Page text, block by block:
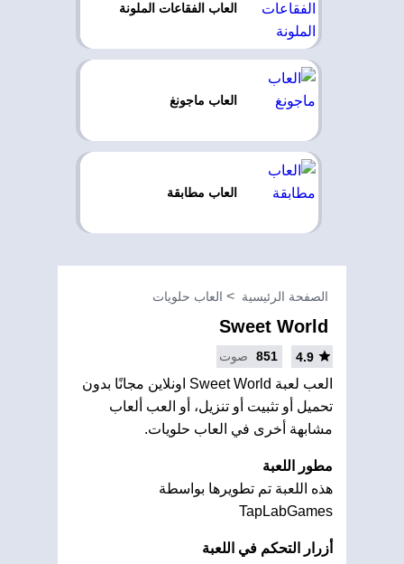
العاب الفقاعات الملونة
العاب ماجونغ
العاب مطابقة
الصفحة الرئيسية العاب حلويات
Sweet World
4.9
851 صوت
العب لعبة Sweet World اونلاين مجانًا بدون
تحميل أو تثبيت أو تنزيل، أو العب ألعاب
مشابهة أخرى في العاب حلويات.
مطور اللعبة
هذه اللعبة تم تطويرها بواسطة
TapLabGames
أزرار التحكم في اللعبة